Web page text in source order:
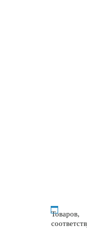
Товаров,